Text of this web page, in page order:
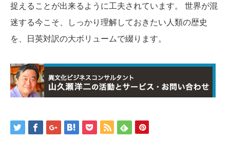
捉えることが出来るように工夫されています。 世界が混
迷する今こそ、しっかり理解しておきたい人類の歴史
を、日英対訳の大ボリュームで綴ります。